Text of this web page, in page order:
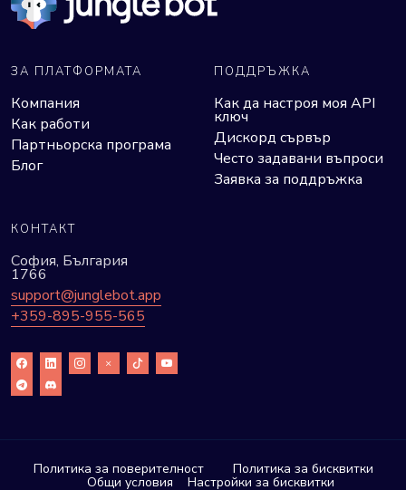
ЗА ПЛАТФОРМАТА
Компания
Как работи
Партньорска програма
Блог
ПОДДРЪЖКА
Как да настроя моя API
ключ
Дискорд сървър
Често задавани въпроси
Заявка за поддръжка
КОНТАКТ
София, България
1766
support@junglebot.app
+359-895-955-565
Политика за поверителност Политика за бисквитки
Общи условия Настройки за бисквитки